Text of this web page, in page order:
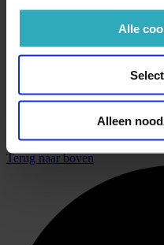
Alle
Alleen
€ 22,99 | Paperback
Voed de vlam
Terug naar boven